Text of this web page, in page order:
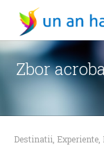
Zbor
Destinatii Experiente